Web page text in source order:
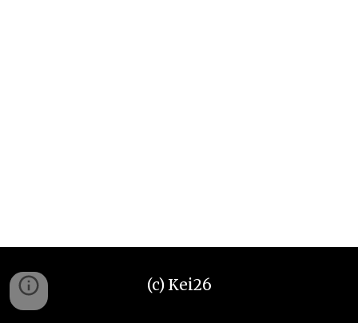
(c)Kei26